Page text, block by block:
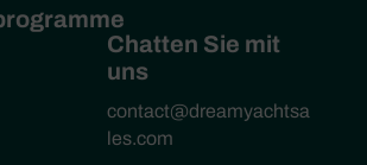
Chatten Sie mit
uns
contact@dreamyachtsa
les.com